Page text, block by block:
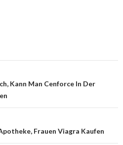
Kann Man Cenforce In Der
Frauen Viagra Kaufen